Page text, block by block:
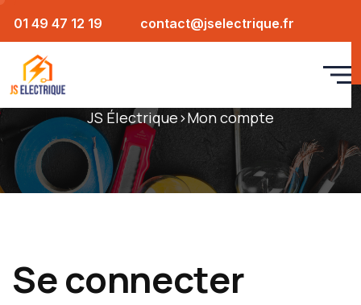
01 49 47 12 19 contact@jselectrique.fr
JS Électrique>Mon compte
Se connecter